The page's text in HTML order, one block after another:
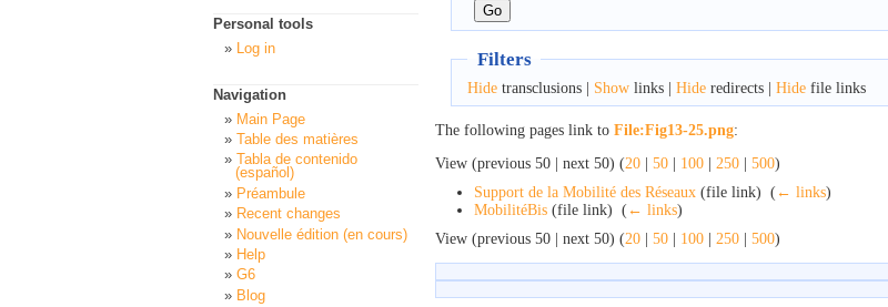
Filters
Hidetransclusions | Showlinks | Hideredirects | Hidefile links
The following pages link to File:Fig13-25.png:
View (previous 50 | next 50) (20 | 50 | 100 | 250 | 500)
Support de la Mobilité des Réseaux (file link) ‎ ( ← links)
MobilitéBis (file link) ‎ ( ← links)
View (previous 50 | next 50) (20 | 50 | 100 | 250 | 500)
Personal tools
Log in
Navigation
Main Page
Table des matières
Tabla de contenido
(español)
Préambule
Recent changes
Nouvelle édition (en cours)
Help
G6
Blog